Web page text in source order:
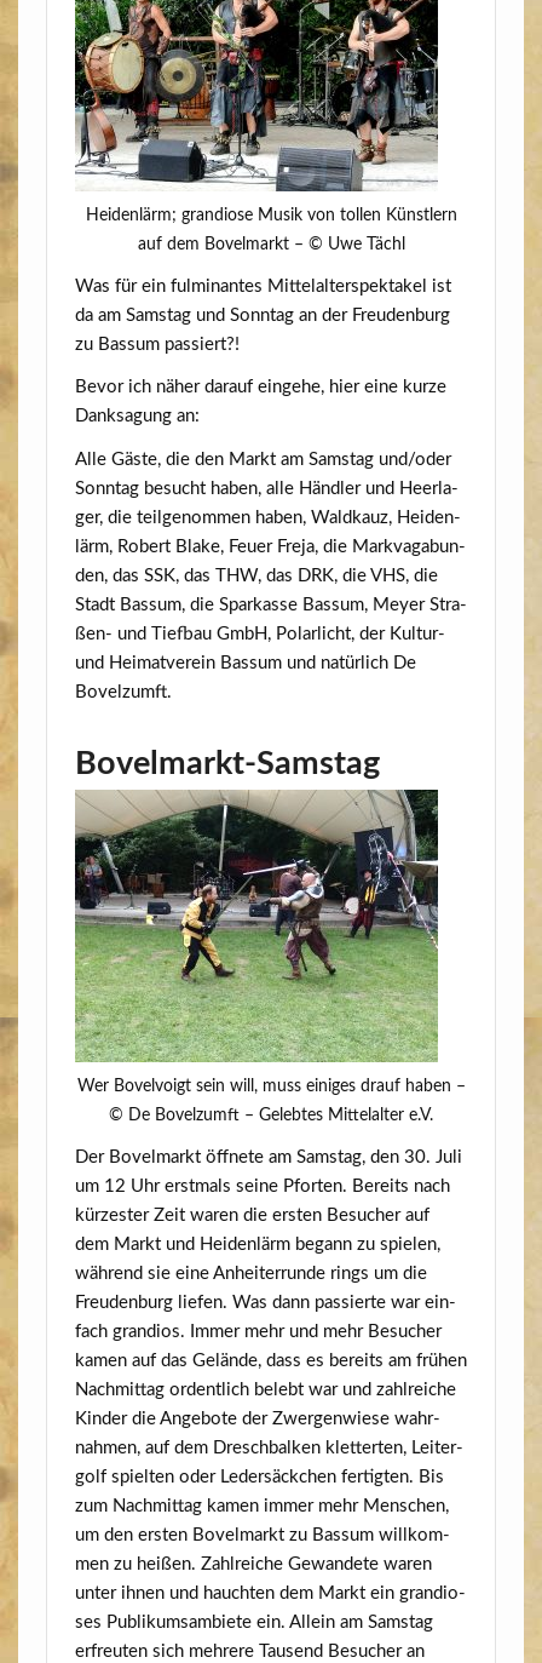
Hei­den­lärm; gran­dio­se Musik von tol­len Künst­lern
auf dem Bovel­markt – © Uwe Tächl
Was für ein ful­mi­nan­tes Mit­tel­al­ter­spek­ta­kel ist
da am Sams­tag und Sonn­tag an der Freu­den­burg
zu Bas­sum passiert?!
Bevor ich näher dar­auf ein­ge­he, hier eine kur­ze
Dank­sa­gung an:
Alle Gäs­te, die den Markt am Sams­tag und/​oder
Sonn­tag besucht haben, alle Händ­ler und Heer­la­
ger, die teil­ge­nom­men haben, Wald­kauz, Hei­den­
lärm, Robert Bla­ke, Feu­er Fre­ja, die Mark­va­ga­bun­
den, das SSK, das THW, das DRK, die VHS, die
Stadt Bas­sum, die Spar­kas­se Bas­sum, Mey­er Stra­
ßen- und Tief­bau GmbH, Polar­licht, der Kul­tur-
und Hei­mat­ver­ein Bas­sum und natür­lich De
Bovelzumft.
Bovelmarkt-Samstag
Wer Bovel­voigt sein will, muss eini­ges drauf haben –
© De Bovelzumft – Geleb­tes Mit­tel­al­ter e.V.
Der Bovel­markt öff­ne­te am Sams­tag, den 30. Juli
um 12 Uhr erst­mals sei­ne Pfor­ten. Bereits nach
kür­zes­ter Zeit waren die ers­ten Besu­cher auf
dem Markt und Hei­den­lärm begann zu spie­len,
wäh­rend sie eine Anhei­ter­run­de rings um die
Freu­den­burg lie­fen. Was dann pas­sier­te war ein­
fach gran­di­os. Immer mehr und mehr Besu­cher
kamen auf das Gelän­de, dass es bereits am frü­hen
Nach­mit­tag ordent­lich belebt war und zahl­rei­che
Kin­der die Ange­bo­te der Zwer­gen­wie­se wahr­
nah­men, auf dem Dresch­bal­ken klet­ter­ten, Lei­ter­
golf spiel­ten oder Leder­säck­chen fer­tig­ten. Bis
zum Nach­mit­tag kamen immer mehr Men­schen,
um den ers­ten Bovel­markt zu Bas­sum will­kom­
men zu hei­ßen. Zahl­rei­che Gewan­de­te waren
unter ihnen und hauch­ten dem Markt ein gran­dio­
ses Publi­kum­sam­bie­te ein. Allein am Sams­tag
erfreu­ten sich meh­re­re Tau­send Besu­cher an